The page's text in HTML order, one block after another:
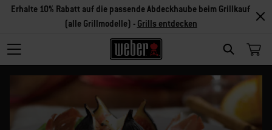
SEARCH
Erhalte 10% Rabatt auf die passende Abdeckhaube beim Grillkauf
(alle Grillmodelle) - Grills entdecken